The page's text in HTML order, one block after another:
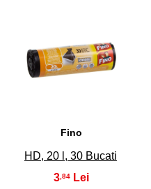
24
Fino
HD, 20 l, 30 Bucati
3 ,84